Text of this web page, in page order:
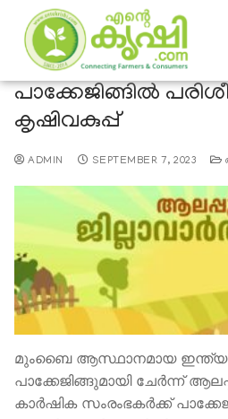
പാക്കേജിങ്ങിൽ
കൃഷിവകുപ്പ്
ADMIN SEPTEMBER 7, 2023
മുംബൈ ആസ്ഥാനമായ ഇന്ത്യൻ
പാക്കേജിങ്ങുമായി ചേർന്ന്
കാർഷിക സംരംഭകർക്ക്